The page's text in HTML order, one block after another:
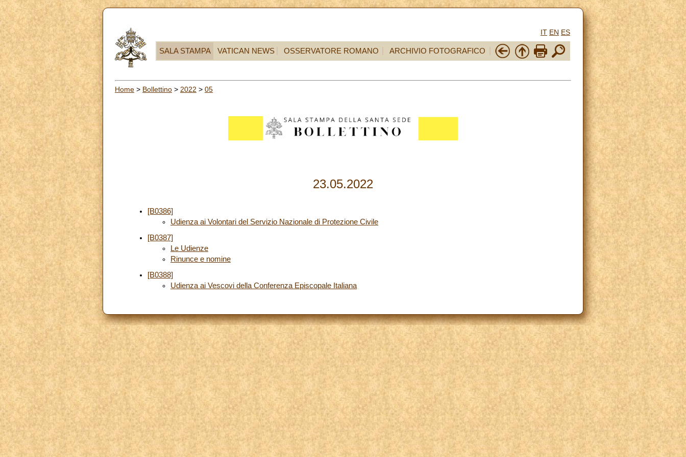
IT EN ES
SALA STAMPA VATICAN NEWS OSSERVATORE ROMANO ARCHIVIO FOTOGRAFICO
Home > Bollettino > 2022 > 05
23.05.2022
[B0386]
Udienza ai Volontari del Servizio Nazionale di Protezione Civile
[B0387]
Le Udienze
Rinunce e nomine
[B0388]
Udienza ai Vescovi della Conferenza Episcopale Italiana